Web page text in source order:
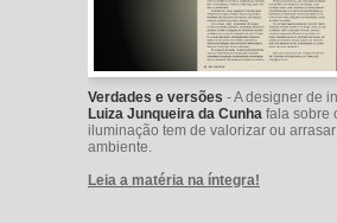
Verdades e versões - A designer de
Luiza Junqueira da Cunha fala sobre
iluminação tem de valorizar ou
ambiente.
Leia a matéria na íntegra!